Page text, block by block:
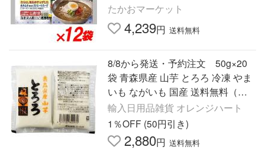
たかおマーケット
4,239円 送料無料
8/8から発送・予約注文 50g×20
袋 青森県産 山芋 とろろ 冷凍 やま
いも ながいも 国産 送料無料（東
北〜中部） 新鮮 急速冷凍 メガ盛
り
輸入日用品雑貨 オレンジハート
1％OFF (50円引き)
2,880円 送料無料